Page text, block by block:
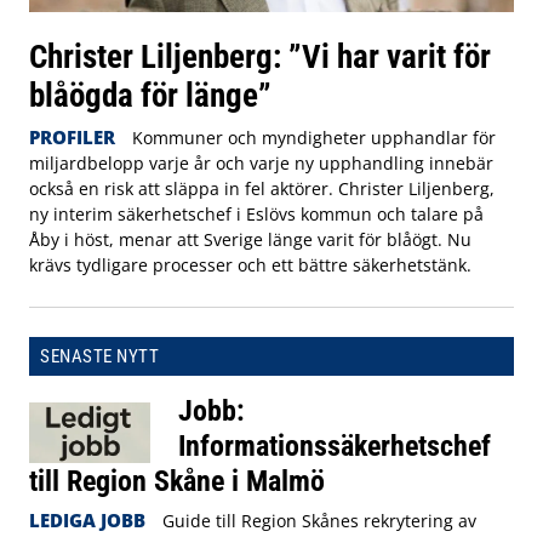
Christer Liljenberg: ”Vi har varit för
blåögda för länge”
PROFILER
Kommuner och myndigheter upphandlar för
miljardbelopp varje år och varje ny upphandling innebär
också en risk att släppa in fel aktörer. Christer Liljenberg,
ny interim säkerhetschef i Eslövs kommun och talare på
Åby i höst, menar att Sverige länge varit för blåögt. Nu
krävs tydligare processer och ett bättre säkerhetstänk.
SENASTE NYTT
Jobb:
Informationssäkerhetschef
till Region Skåne i Malmö
LEDIGA JOBB
Guide till Region Skånes rekrytering av